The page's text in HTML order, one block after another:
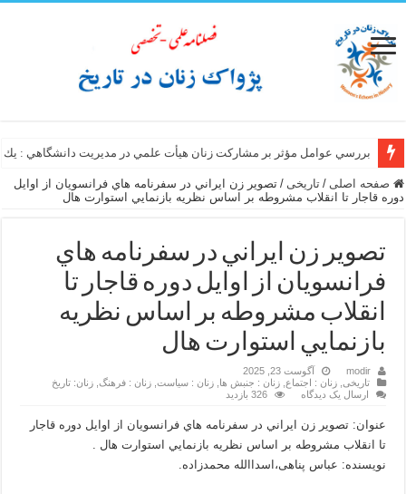
بررسي عوامل مؤثر بر مشاركت زنان هيأت علمي در مديريت دانشگاهي :
صفحه اصلی / تاریخی / تصوير زن ايراني در سفرنامه هاي فرانسويان از اوايل
دوره قاجار تا انقلاب مشروطه بر اساس نظريه بازنمايي استوارت هال
تصوير زن ايراني در سفرنامه هاي
فرانسويان از اوايل دوره قاجار تا
انقلاب مشروطه بر اساس نظريه
بازنمايي استوارت هال
modir
آگوست 23, 2025
تاریخی ,زنان : اجتماع ,زنان : جنبش ها ,زنان : سیاست ,زنان : فرهنگ ,زنان: تاریخ
ارسال یک دیدگاه
326 بازدید
عنوان: تصوير زن ايراني در سفرنامه هاي فرانسويان از اوايل دوره قاجار
تا انقلاب مشروطه بر اساس نظريه بازنمايي استوارت هال .
نویسنده: عباس پناهی،اسداالله محمدزاده.